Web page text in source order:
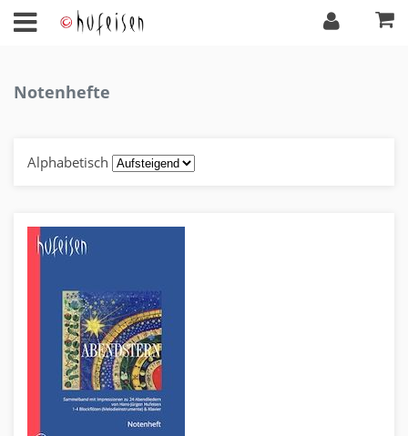
Notenhefte
Alphabetisch